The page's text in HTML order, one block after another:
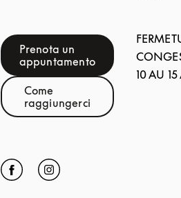
Prenota un
appuntamentoLink Opens in New Tab
Come
raggiungerciLink Opens in New Tab
Click to open Facebook
Link Opens in New Tab
Click to open Instagram
Link Opens in New Tab
10 AU